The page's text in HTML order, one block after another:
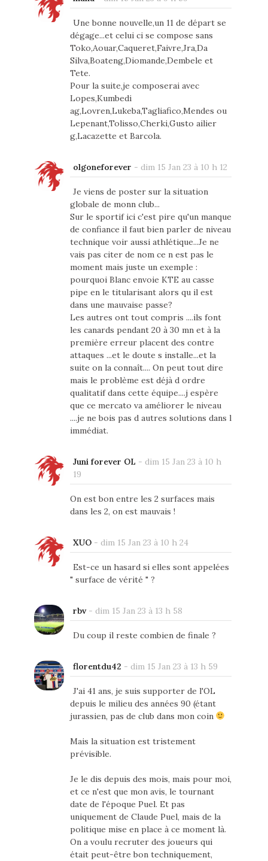
Une bonne nouvelle,un 11 de départ se
dégage...et celui ci se compose sans
Toko,Aouar,Caqueret,Faivre,Jra,Da
Silva,Boateng,Diomande,Dembele et
Tete.
Pour la suite,je composerai avec
Lopes,Kumbedi
ag,Lovren,Lukeba,Tagliafico,Mendes ou
Lepenant,Tolisso,Cherki,Gusto ailier
g,Lacazette et Barcola.
olgoneforever - dim 15 Jan 23 à 10 h 12
Je viens de poster sur la situation
globale de monn club...
Sur le sportif ici c'est pire qu'un manque
de confiance il faut bien parler de niveau
technique voir aussi athlétique...Je ne
vais pas citer de nom ce n est pas le
moment mais juste un exemple :
pourquoi Blanc envoie KTE au casse
pipe en le titularisant alors qu il est
dans une mauvaise passe?
Les autres ont tout compris ....ils font
les canards pendant 20 à 30 mn et à la
première erreur placent des contre
attaques ...et le doute s installe...et la
suite on la connaît.... On peut tout dire
mais le problème est déjà d ordre
qualitatif dans cette équipe....j espère
que ce mercato va améliorer le niveau
....je ne bois pas d autres solutions dans l
immédiat.
Juni forever OL - dim 15 Jan 23 à 10 h
19
On est bon entre les 2 surfaces mais
dans les 2, on est mauvais !
XUO- dim 15 Jan 23 à 10 h 24
Est-ce un hasard si elles sont appelées
" surface de vérité " ?
rbv- dim 15 Jan 23 à 13 h 58
Du coup il reste combien de finale ?
florentdu42 - dim 15 Jan 23 à 13 h 59
J'ai 41 ans, je suis supporter de l'OL
depuis le milieu des années 90 (étant
jurassien, pas de club dans mon coin
Mais la situation est tristement
prévisible.
Je le dis depuis des mois, mais pour moi,
et ce n'est que mon avis, le tournant
date de l'époque Puel. Et pas
uniquement de Claude Puel, mais de la
politique mise en place à ce moment là.
On a voulu recruter des joueurs qui
était peut-être bon techniquement,